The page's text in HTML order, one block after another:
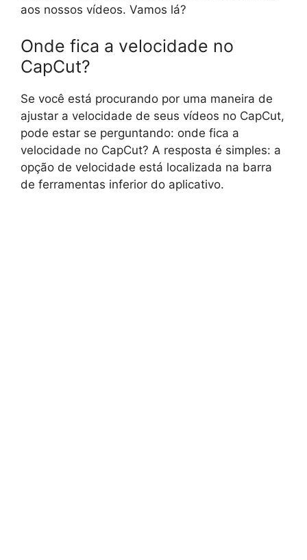
aos nossos vídeos. Vamos lá?
Onde fica a velocidade no
CapCut?
Se você está procurando por uma maneira de
ajustar a velocidade de seus vídeos no CapCut,
pode estar se perguntando: onde fica a
velocidade no CapCut? A resposta é simples: a
opção de velocidade está localizada na barra
de ferramentas inferior do aplicativo.